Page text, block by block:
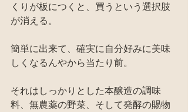
くりが板につくと、買うという選択肢
が消える。
簡単に出来て、確実に自分好みに美味
しくなるんやから当たり前。
それはしっかりとした本醸造の調味
料、無農薬の野菜、そして発酵の賜物